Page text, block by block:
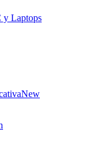
y Laptops
New